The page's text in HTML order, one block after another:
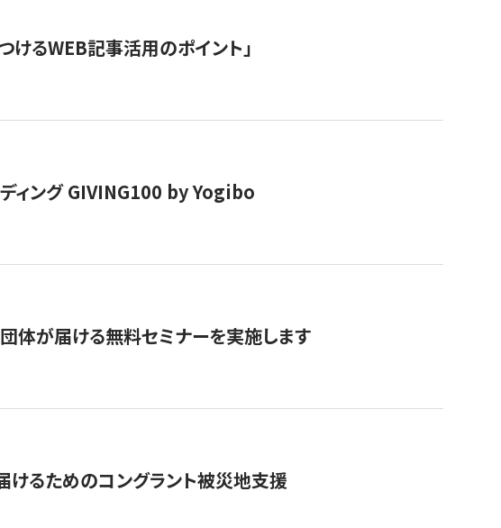
るWEB記事活用のポイント」
ィング GIVING100 by Yogibo
体が届ける無料セミナーを実施します
けるためのコングラント被災地支援